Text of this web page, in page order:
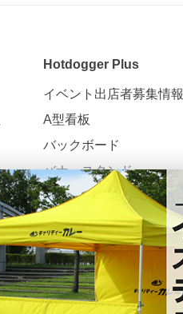
Hotdogger Plus
イベント出店者募集情報
A型看板
バックボード
バナースタンド
ポスター印刷